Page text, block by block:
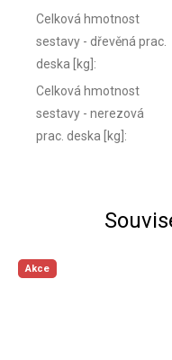
Celková hmotnost
sestavy - dřevěná prac.
deska [kg]:
Celková hmotnost
sestavy - nerezová
prac. deska [kg]:
Akce